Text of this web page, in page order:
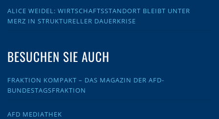
ALICE WEIDEL: WIRTSCHAFTSSTANDORT BLEIBT UNTER
MERZ IN STRUKTURELLER DAUERKRISE
BESUCHEN SIE AUCH
FRAKTION KOMPAKT – DAS MAGAZIN DER AFD-
BUNDESTAGSFRAKTION
AFD MEDIATHEK